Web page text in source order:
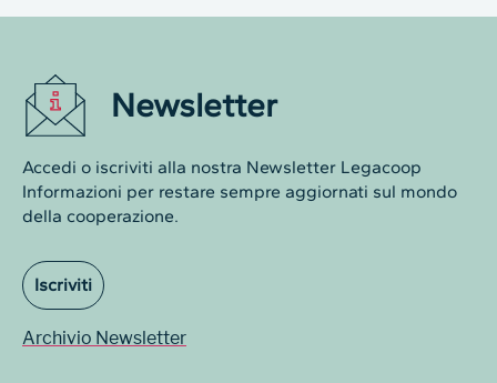
Newsletter
Accedi o iscriviti alla nostra Newsletter Legacoop
Informazioni per restare sempre aggiornati sul mondo
della cooperazione.
Iscriviti
Archivio Newsletter